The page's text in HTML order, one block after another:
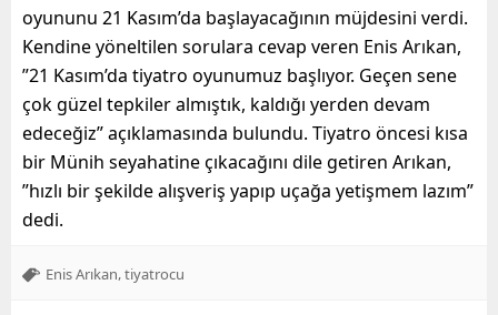
oyununu 21 Kasım’da başlayacağının müjdesini verdi.
Kendine yöneltilen sorulara cevap veren Enis Arıkan,
”21 Kasım’da tiyatro oyunumuz başlıyor. Geçen sene
çok güzel tepkiler almıştık, kaldığı yerden devam
edeceğiz” açıklamasında bulundu. Tiyatro öncesi kısa
bir Münih seyahatine çıkacağını dile getiren Arıkan,
”hızlı bir şekilde alışveriş yapıp uçağa yetişmem lazım”
dedi.
Enis Arıkan,tiyatrocu